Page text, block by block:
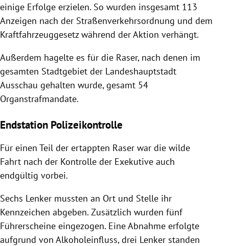
einige Erfolge erzielen. So wurden insgesamt 113
Anzeigen nach der Straßenverkehrsordnung und dem
Kraftfahrzeuggesetz während der Aktion verhängt.
Außerdem hagelte es für die Raser, nach denen im
gesamten Stadtgebiet der Landeshauptstadt
Ausschau gehalten wurde, gesamt 54
Organstrafmandate.
Endstation Polizeikontrolle
Für einen Teil der ertappten Raser war die wilde
Fahrt nach der Kontrolle der Exekutive auch
endgültig vorbei.
Sechs Lenker mussten an Ort und Stelle ihr
Kennzeichen abgeben. Zusätzlich wurden fünf
Führerscheine eingezogen. Eine Abnahme erfolgte
aufgrund von Alkoholeinfluss, drei Lenker standen